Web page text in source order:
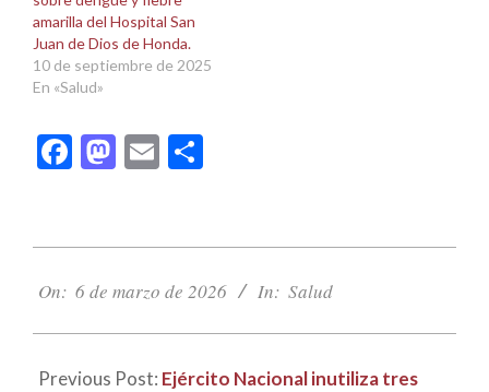
amarilla del Hospital San
Juan de Dios de Honda.
10 de septiembre de 2025
En «Salud»
Facebook
Mastodon
Email
03-
On: 6 de marzo de 2026 In: Salud
Previous Post: Ejército Nacional inutiliza tres